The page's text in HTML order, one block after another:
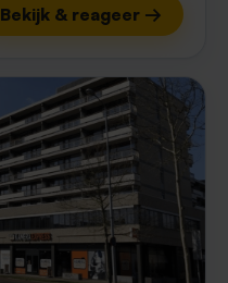
Bekijk & reageer →